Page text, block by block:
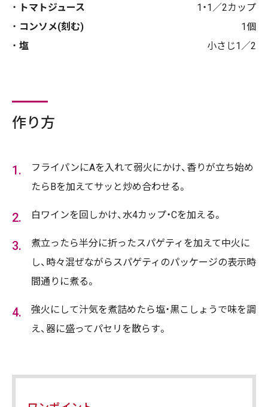
トマトジュース
1・1／2カップ
コンソメ(刻む)
1個
塩
小さじ1／2
作り方
フライパンにAを入れて弱火にかけ、香りが立ち始め
たらBを加えてサッと炒め合わせる。
白ワインを回しかけ、水4カップ・Cを加える。
煮立ったら半分に折ったスパゲティを加えて中火に
し、時々混ぜながらスパゲティのパッケージの表示時
間通りに煮る。
強火にして汁気を煮詰めたら塩・黒こしょうで味を調
え、器に盛ってパセリを散らす。